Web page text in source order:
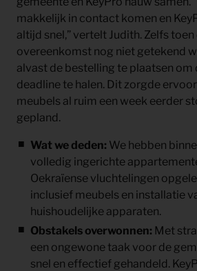
makkelijk in contact komen en
altijd snel,” vertelt Judith. Zelfs
overeenkomst nog niet getekend
alvast de bestelling te plaatsen om
deadline te halen. Dit zorgde
meubels al ruim een week eerder
gepland.
Wat we deden: We hebben
volledig ingerichte
Oekraïense vluchtelingen
inclusief meubels en installatie
huishoudelijke apparaten.
Obstakels overwonnen: Met
een ongewone taak voor de
snel en effectief gehandeld.